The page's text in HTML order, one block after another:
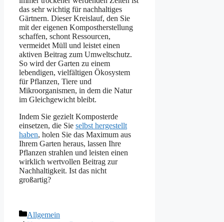
das sehr wichtig für nachhaltiges
Gärtnern. Dieser Kreislauf, den Sie
mit der eigenen Kompostherstellung
schaffen, schont Ressourcen,
vermeidet Müll und leistet einen
aktiven Beitrag zum Umweltschutz.
So wird der Garten zu einem
lebendigen, vielfältigen Ökosystem
für Pflanzen, Tiere und
Mikroorganismen, in dem die Natur
im Gleichgewicht bleibt.
Indem Sie gezielt Komposterde
einsetzen, die Sie selbst hergestellt
haben, holen Sie das Maximum aus
Ihrem Garten heraus, lassen Ihre
Pflanzen strahlen und leisten einen
wirklich wertvollen Beitrag zur
Nachhaltigkeit. Ist das nicht
großartig?
Kategorien
Allgemein